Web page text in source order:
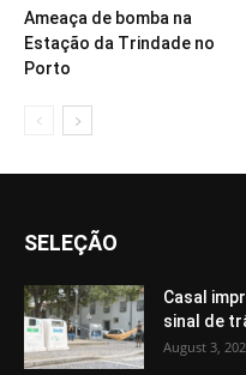
Ameaça de bomba na
Estação da Trindade no
Porto
SELEÇÃO
Casal
sinal de
August 3,